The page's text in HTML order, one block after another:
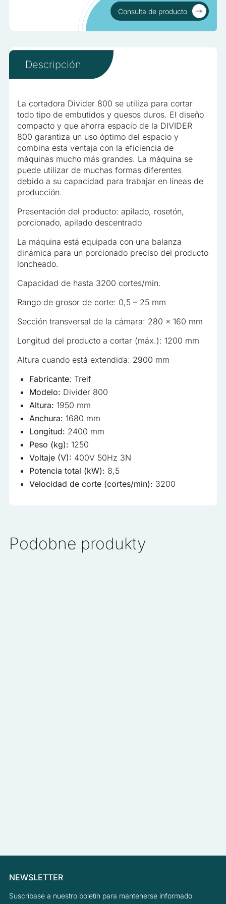
Consulta de producto
Descripción
La cortadora Divider 800 se utiliza para cortar
todo tipo de embutidos y quesos duros. El diseño
compacto y que ahorra espacio de la DIVIDER
800 garantiza un uso óptimo del espacio y
combina esta ventaja con la eficiencia de
máquinas mucho más grandes. La máquina se
puede utilizar de muchas formas diferentes
debido a su capacidad para trabajar en líneas de
producción.
Presentación del producto: apilado, rosetón,
porcionado, apilado descentrado
La máquina está equipada con una balanza
dinámica para un porcionado preciso del producto
loncheado.
Capacidad de hasta 3200 cortes/min.
Rango de grosor de corte: 0,5 – 25 mm
Sección transversal de la cámara: 280 x 160 mm
Longitud del producto a cortar (máx.): 1200 mm
Altura cuando está extendida: 2900 mm
Fabricante: Treif
Modelo: Divider 800
Altura: 1950 mm
Anchura: 1680 mm
Longitud: 2400 mm
Peso (kg): 1250
Voltaje (V): 400V 50Hz 3N
Potencia total (kW): 8,5
Velocidad de corte (cortes/min): 3200
Podobne produkty
NEWSLETTER
Suscríbase a nuestro boletín para mantenerse informado
Las cookies estadísticas ayudan a los propietarios de sitios
con el sitio, recopilando y reportando información de forma
Las cookies de marketing se utilizan para rastrear a los
que sean relevantes e interesantes para el usuario individual,
No clasificadas
Las cookies no clasificadas son aquellas que están en
individuales